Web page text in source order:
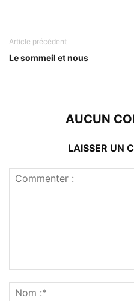
Article précédent
Le sommeil et nous
AUCUN
LAISSER UN